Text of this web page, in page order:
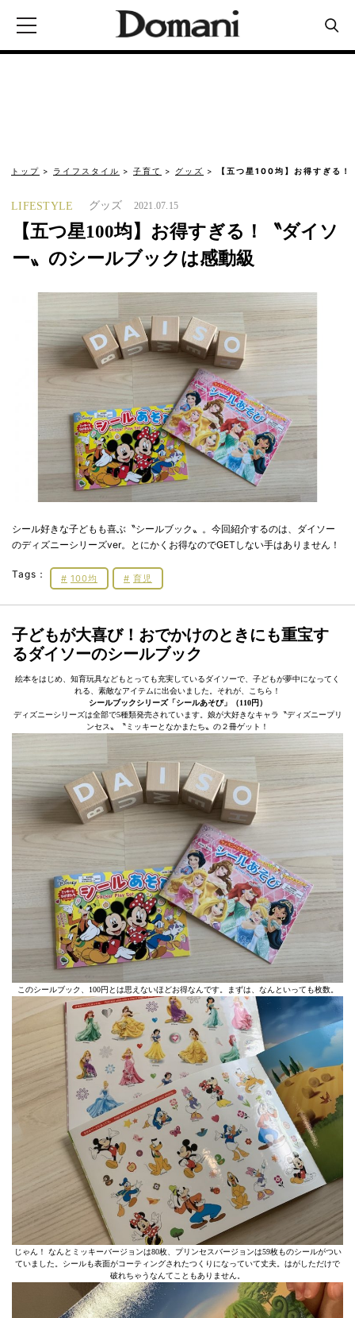
トップ ライフスタイル 子育て グッズ 【五つ星100均】お得すぎる
LIFESTYLE グッズ 2021.07.15
【五つ星100均】お得すぎる！〝ダイソ
ー〟のシールブックは感動級
シール好きな子どもも喜ぶ〝シールブック〟。今回紹介するのは、ダイソー
のディズニーシリーズver。とにかくお得なのでGETしない手はありません！
Tags： 100均 育児
子どもが大喜び！おでかけのときにも重宝す
るダイソーのシールブック
絵本をはじめ、知育玩具などもとっても充実しているダイソーで、子どもが夢中になってく
れる、素敵なアイテムに出会いました。それが、こちら！
シールブックシリーズ「シールあそび」（110円）
ディズニーシリーズは全部で5種類発売されています。娘が大好きなキャラ〝ディズニープリ
ンセス〟〝ミッキーとなかまたち〟の２冊ゲット！
このシールブック、100円とは思えないほどお得なんです。まずは、なんといっても枚数。
じゃん！ なんとミッキーバージョンは80枚、プリンセスバージョンは59枚ものシールがつい
ていました。シールも表面がコーティングされたつくりになっていて丈夫。はがしただけで
破れちゃうなんてこともありません。